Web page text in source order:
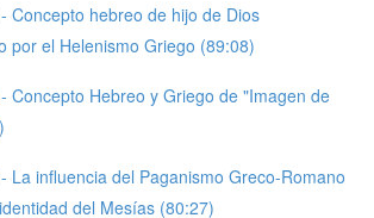
Concepto hebreo de hijo de Dios
por el Helenismo Griego (89:08)
Concepto Hebreo y Griego de "Imagen de
La influencia del Paganismo Greco-Romano
del Mesías (80:27)